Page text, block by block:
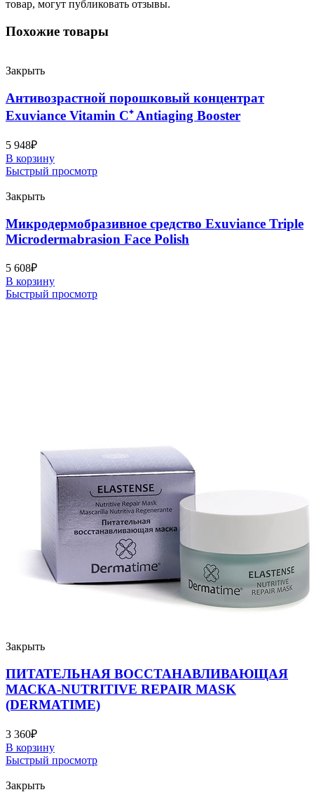
товар, могут публиковать отзывы.
Похожие товары
Закрыть
Антивозрастной порошковый концентрат
Exuviance Vitamin C⁺ Antiaging Booster
5 948₽
В корзину
Быстрый просмотр
Закрыть
Микродермобразивное средство Exuviance Triple
Microdermabrasion Face Polish
5 608₽
В корзину
Быстрый просмотр
Закрыть
ПИТАТЕЛЬНАЯ ВОССТАНАВЛИВАЮЩАЯ
МАСКА-NUTRITIVE REPAIR MASK
(DERMATIME)
3 360₽
В корзину
Быстрый просмотр
Закрыть